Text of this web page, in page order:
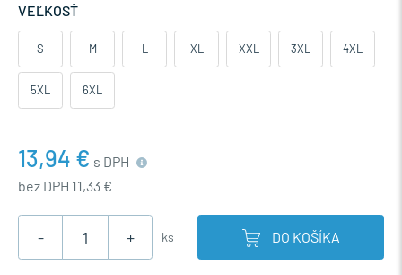
VEĽKOSŤ
S M L XL XXL 3XL 4XL
5XL 6XL
13,94 € s DPH
bez DPH 11,33 €
- + ks DO KOŠÍKA